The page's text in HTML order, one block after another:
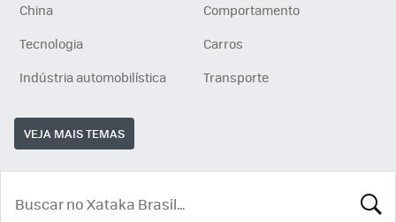
China
Comportamento
Tecnologia
Carros
Indústria automobilística
Transporte
VEJA MAIS TEMAS